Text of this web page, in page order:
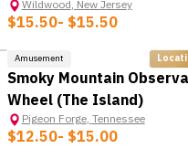
Wildwood,New Jersey
$15.50- $15.50
Amusement
Smoky Mountain
Wheel (The Island)
Pigeon Forge,Tennessee
$12.50- $15.00